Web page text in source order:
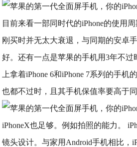
目前来看一部同时代的iPhone的使用
刚买时并无太大衰退，与同期的安卓
好。还有一点是苹果的手机用3年不过
上拿着iPhone 6和iPhone 7系列的手
也都不过时，且其手机保值率要高于
iPhoneX也足够。例如拍照的能力。
镜头设计。与家用Android手机相比，